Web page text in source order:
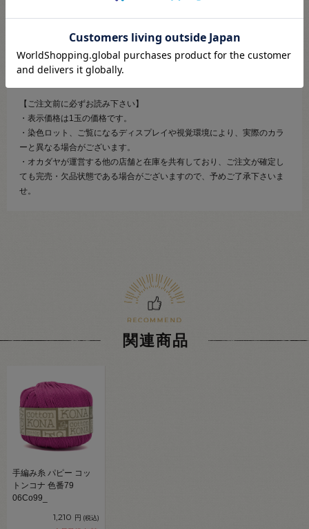
インド綿を編みやすいようしっかりと撚り合わせ、シルケット加工を施
して張りと艶を加えられた合細糸。
サマーシーズンに根強い、かぎ針編みや機械編みの両方に使えます。
小物からガーメントまで幅広く活躍できます。
【ご注文前に必ずお読み下さい】
・表示価格は1玉の価格です。
・染色ロット、ご覧になるディスプレイや視覚環境により、実際のカラ
ーと異なる場合がございます。
・オカダヤが運営する他の店舗と在庫を共有しており、ご注文が確定し
ても完売・欠品状態である場合がございますので、予めご了承下さいま
せ。
関連商品
手編み糸 パピー コッ
トンコナ 色番79
06Co99_
1,210 円 (税込)